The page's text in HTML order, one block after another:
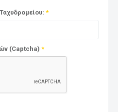
*
(Captcha) *